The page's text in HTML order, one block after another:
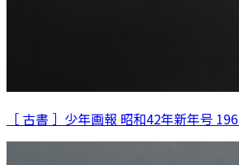
［ 古書 ］少年画報 昭和42年新年号